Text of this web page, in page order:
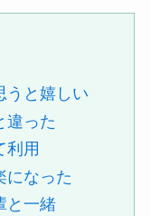
うと嬉しい
違った
利用
になった
と一緒